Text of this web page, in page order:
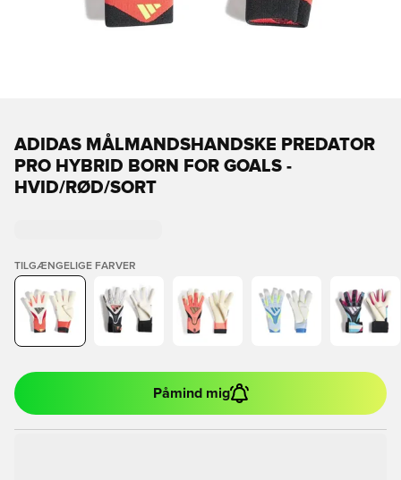
ADIDAS MÅLMANDSHANDSKE PREDATOR
PRO HYBRID BORN FOR GOALS -
HVID/RØD/SORT
TILGÆNGELIGE FARVER
Påmind mig